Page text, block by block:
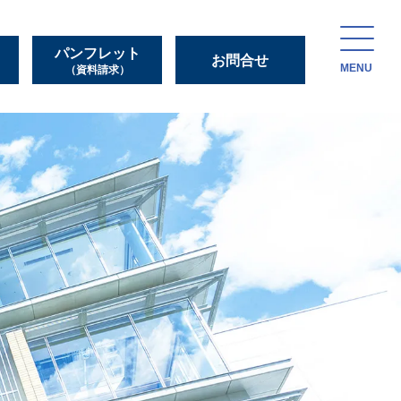
パンフレット
（資料請求）
お問合せ
MENU